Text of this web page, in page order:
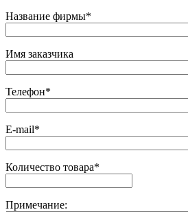
Название фирмы*
Имя заказчика
Телефон*
E-mail*
Количество товара*
Примечание: